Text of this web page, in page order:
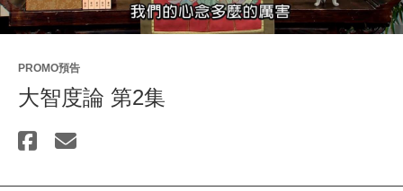
Video
PROMO預告
大智度論 第2集